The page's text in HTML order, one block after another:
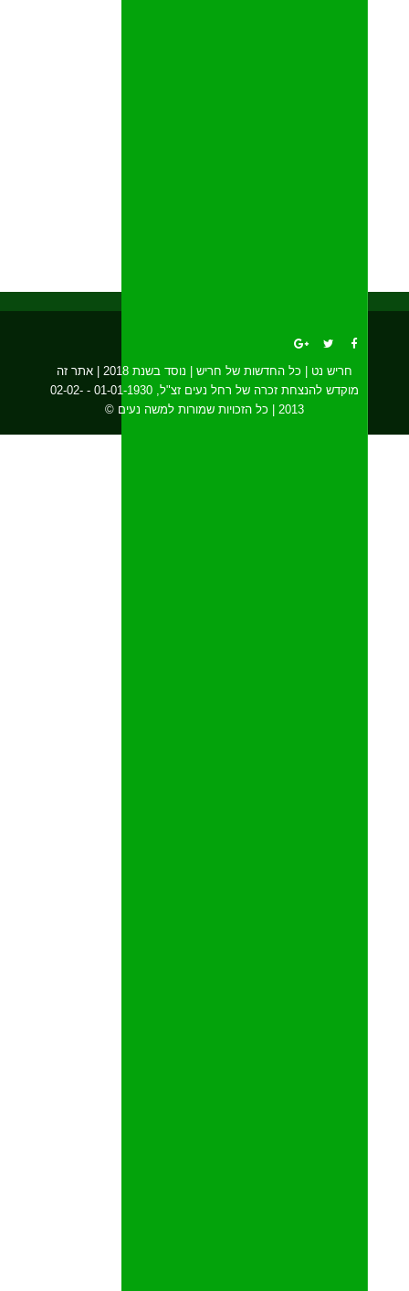
חריש נט | כל החדשות של חריש | נוסד בשנת 2018 | אתר זה
מוקדש להנצחת זכרה של רחל נעים זצ"ל, 01-01-1930 - 02-02-